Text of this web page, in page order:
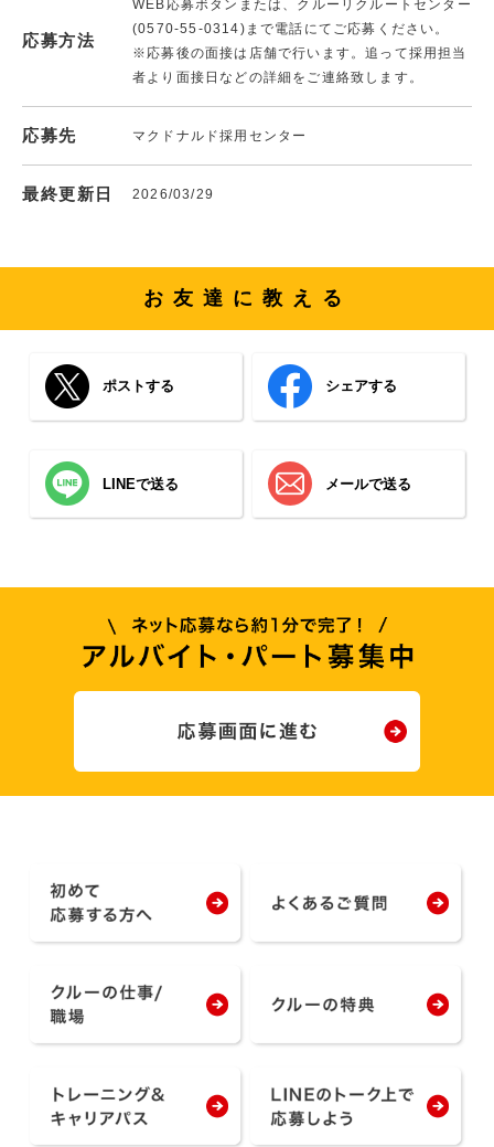
応募方法
WEB応募ボタンまたは、クルーリクルートセンター
(0570-55-0314)まで電話にてご応募ください。
※応募後の面接は店舗で行います。追って採用担当
者より面接日などの詳細をご連絡致します。
応募先 マクドナルド採用センター
最終更新日 2026/03/29
お友達に教える
ポストする シェアする
LINEで送る メールで送る